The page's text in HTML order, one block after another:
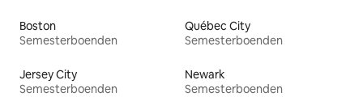
Boston
Semesterboenden
Québec City
Semesterboenden
Jersey City
Semesterboenden
Newark
Semesterboenden